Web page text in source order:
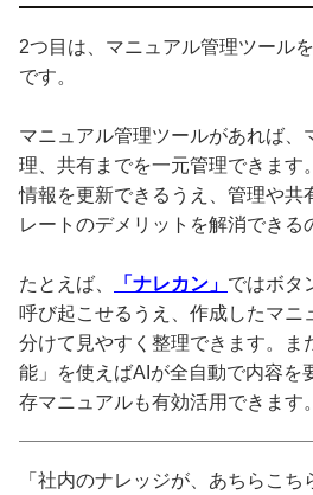
2つ目は、マニュアル管理ツール
です。
マニュアル管理ツールがあれば、
理、共有までを一元管理できます
情報を更新できるうえ、管理や共
レートのデメリットを解消できる
たとえば、 「ナレカン」 ではボタ
呼び起こせるうえ、作成したマニ
分けて見やすく整理できます。ま
能」を使えばAIが全自動で内容を
存マニュアルも有効活用できます。
「社内のナレッジが、あちらこち